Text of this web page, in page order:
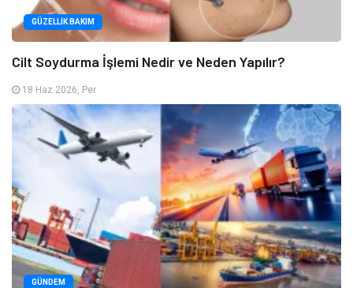
GÜZELLIK BAKIM
Cilt Soydurma İşlemi Nedir ve Neden Yapılır?
18 Haz 2026, Per
GÜNDEM